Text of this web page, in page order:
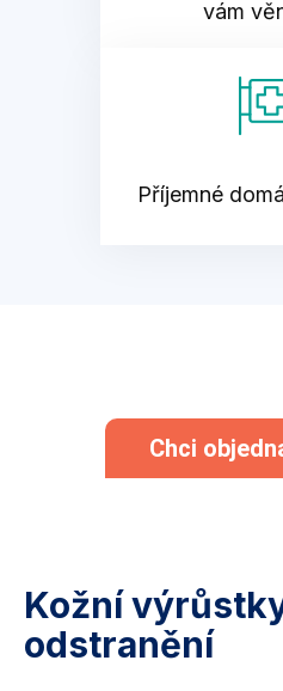
vám
Příjemné
Chci
Kožní
odstranění